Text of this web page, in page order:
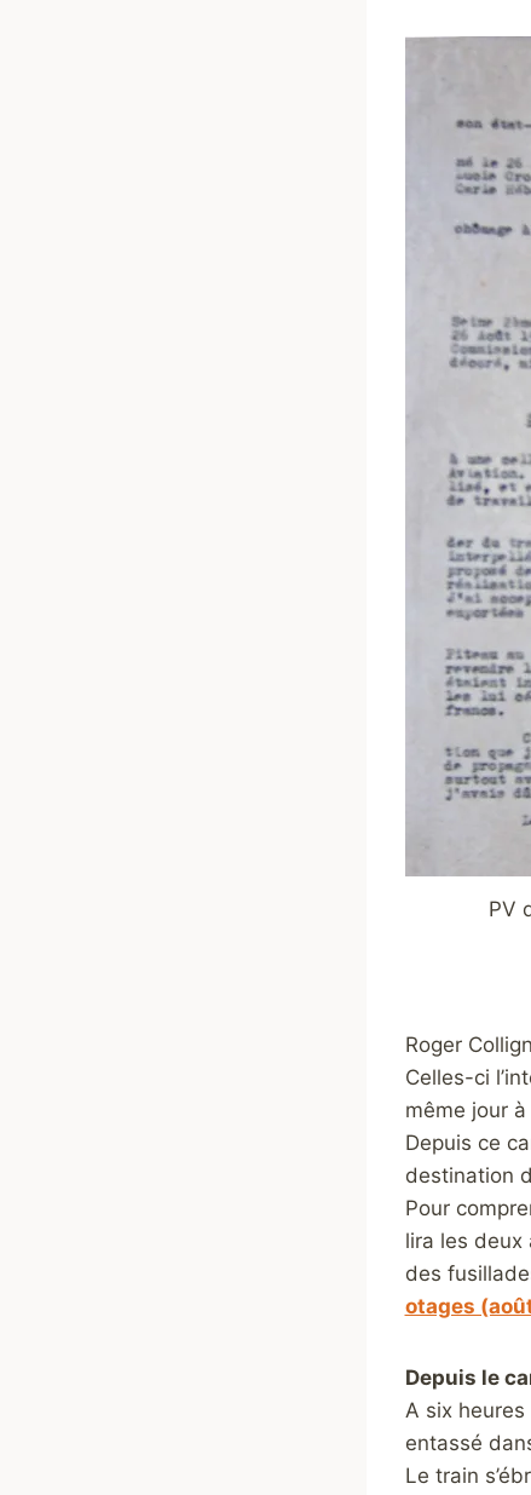
PV
Roger
Celles-ci
même jour
Depuis ce
destination
Pour
lira les deux
des
otages
Depuis le
A six
entassé
Le train